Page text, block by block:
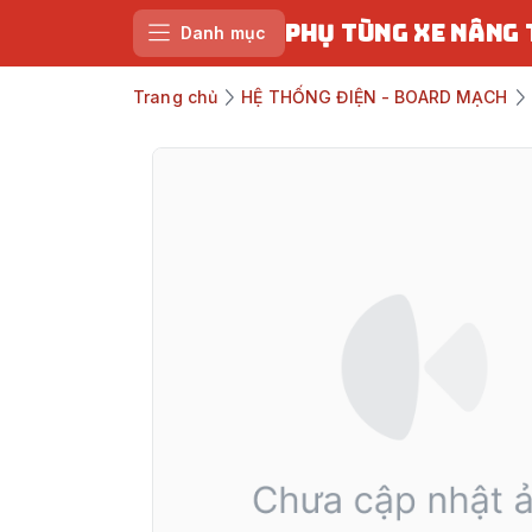
Danh mục PHỤ TÙNG XE NÂNG
Trang chủ HỆ THỐNG ĐIỆN - BOARD MẠCH